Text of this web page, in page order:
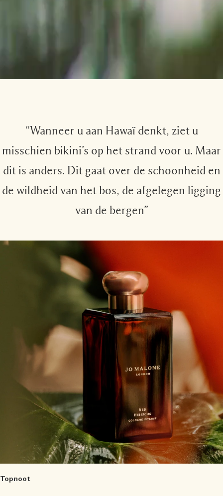
“Wanneer u aan Hawaï denkt, ziet u
misschien bikini’s op het strand voor u. Maar
dit is anders. Dit gaat over de schoonheid en
de wildheid van het bos, de afgelegen ligging
van de bergen”
Topnoot